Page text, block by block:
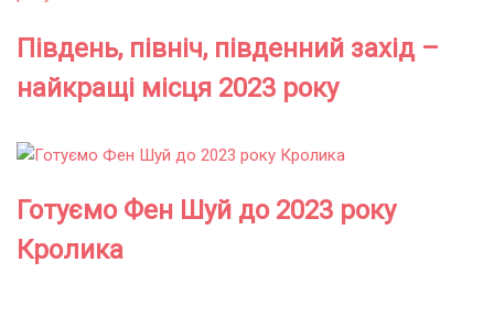
Південь, північ, південний захід –
найкращі місця 2023 року
Готуємо Фен Шуй до 2023 року
Кролика